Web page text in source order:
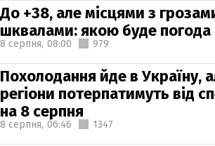
До +38, але місцями з
шквалами: якою буде погода
8 серпня, 08:00 979
Похолодання йде в Україну,
регіони потерпатимуть від
на 8 серпня
8 серпня, 06:46 1347